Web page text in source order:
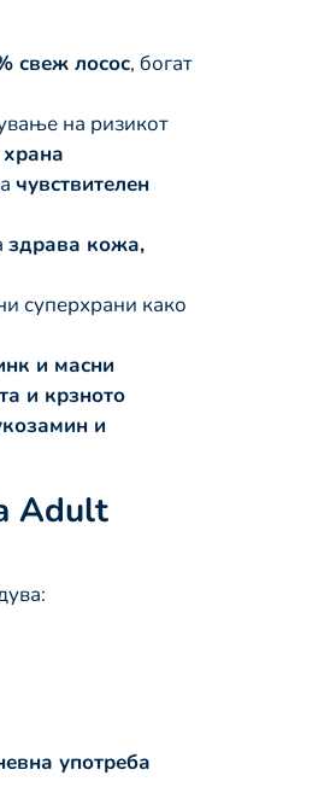
свеж лосос, богат
на ризикот
чувствителен
здрава кожа,
суперхрани како
и масни
и крзното
и
Adult
употреба